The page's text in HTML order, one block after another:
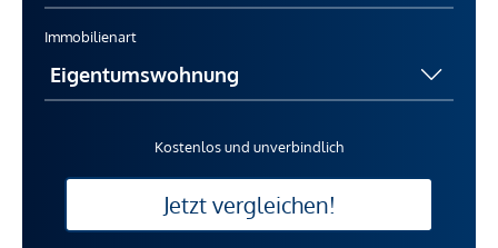
Immobilienart
Kostenlos und unverbindlich
Jetzt vergleichen!